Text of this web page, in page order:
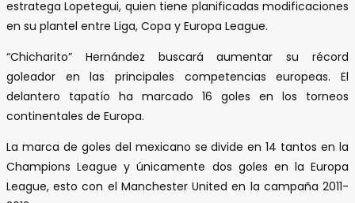
estratega Lopetegui, quien tiene planificadas modificaciones
en su plantel entre Liga, Copa y Europa League.
“Chicharito” Hernández buscará aumentar su récord
goleador en las principales competencias europeas. El
delantero tapatío ha marcado 16 goles en los torneos
continentales de Europa.
La marca de goles del mexicano se divide en 14 tantos en la
Champions League y únicamente dos goles en la Europa
League, esto con el Manchester United en la campaña 2011-